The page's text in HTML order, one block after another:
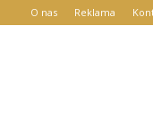
O nas Reklama